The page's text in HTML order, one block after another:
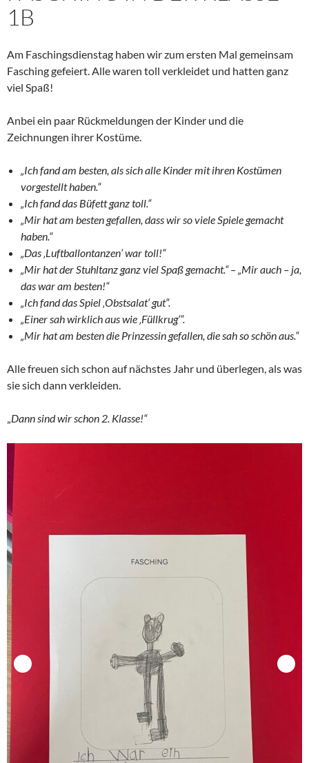
1B
Am Faschingsdienstag haben wir zum ersten Mal gemeinsam
Fasching gefeiert. Alle waren toll verkleidet und hatten ganz
viel Spaß!
Anbei ein paar Rückmeldungen der Kinder und die
Zeichnungen ihrer Kostüme.
„Ich fand am besten, als sich alle Kinder mit ihren Kostümen
vorgestellt haben.“
„Ich fand das Büfett ganz toll.“
„Mir hat am besten gefallen, dass wir so viele Spiele gemacht
haben.“
„Das ‚Luftballontanzen‘ war toll!“
„Mir hat der Stuhltanz ganz viel Spaß gemacht.“ – „Mir auch – ja,
das war am besten!“
„Ich fand das Spiel ‚Obstsalat‘ gut“.
„Einer sah wirklich aus wie ‚Füllkrug‘“.
„Mir hat am besten die Prinzessin gefallen, die sah so schön aus.“
Alle freuen sich schon auf nächstes Jahr und überlegen, als was
sie sich dann verkleiden.
Dann sind wir schon 2. Klasse!“